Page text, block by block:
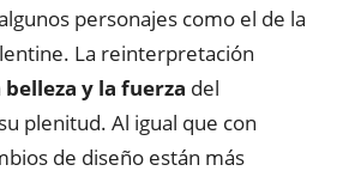
personajes como el de la
La reinterpretación
belleza y la fuerza del
plenitud. Al igual que con
de diseño están más